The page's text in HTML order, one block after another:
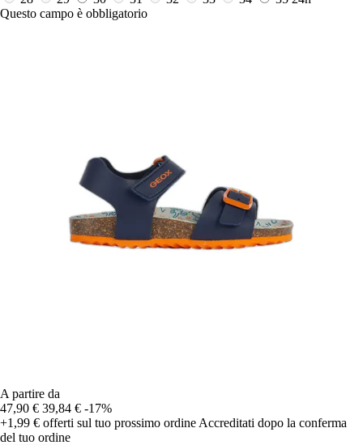
Questo campo è obbligatorio
A partire da
47,90 € 39,84 € -17%
+1,99 € offerti sul tuo prossimo ordine Accreditati dopo la conferma
del tuo ordine